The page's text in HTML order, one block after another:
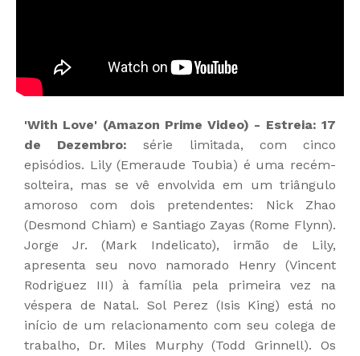
'With Love' (Amazon Prime Video) - Estreia: 17
de Dezembro: série limitada, com cinco
episódios. Lily (Emeraude Toubia) é uma recém-
solteira, mas se vê envolvida em um triângulo
amoroso com dois pretendentes: Nick Zhao
(Desmond Chiam) e Santiago Zayas (Rome Flynn).
Jorge Jr. (Mark Indelicato), irmão de Lily,
apresenta seu novo namorado Henry (Vincent
Rodriguez III) à família pela primeira vez na
véspera de Natal. Sol Perez (Isis King) está no
início de um relacionamento com seu colega de
trabalho, Dr. Miles Murphy (Todd Grinnell). Os